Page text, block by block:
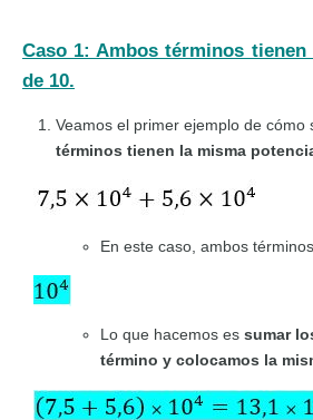
Caso 1: Ambos términos
de 10.
Veamos el primer ejemplo de cómo
términos tienen la misma
En este caso, ambos
Lo que hacemos es sumar
término y colocamos la